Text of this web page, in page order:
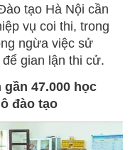
tạo Hà Nội cần
vụ coi thi, trong
ngừa việc sử
gian lận thi cử.
47.000 học
đào tạo